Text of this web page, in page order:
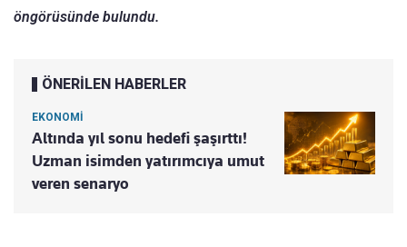
öngörüsünde bulundu.
ÖNERİLEN HABERLER
EKONOMİ
Altında yıl sonu hedefi şaşırttı!
Uzman isimden yatırımcıya umut
veren senaryo